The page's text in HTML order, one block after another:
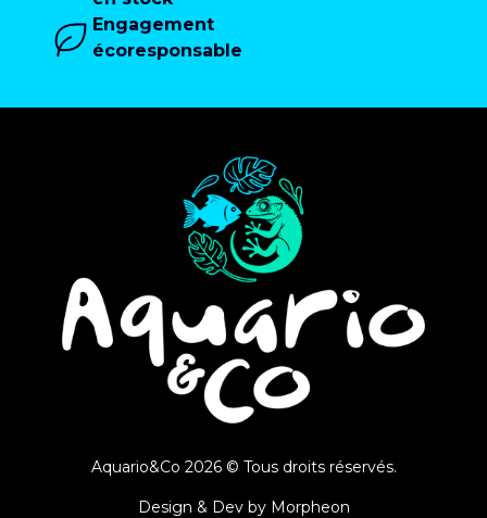
Engagement
écoresponsable
Aquario&Co 2026 © Tous droits réservés.
Design & Dev by Morpheon